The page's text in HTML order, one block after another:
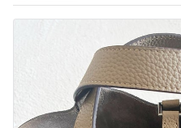
シャネルもヴァンクリも値上げ
Amebaトピックス 1日前
記事